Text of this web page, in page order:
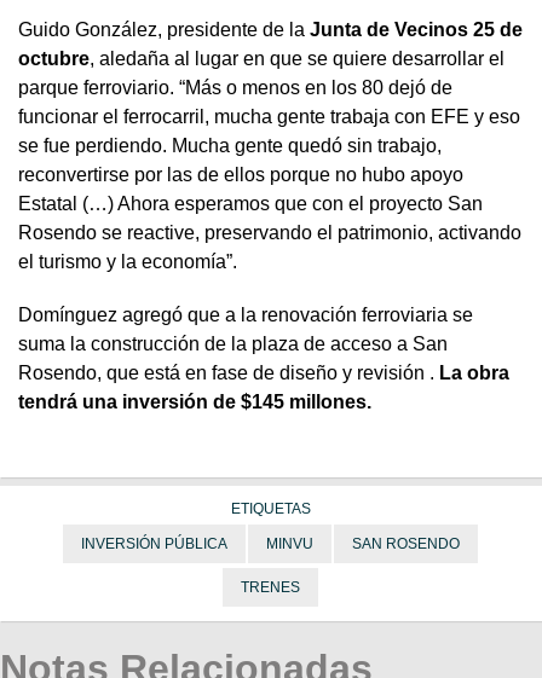
Guido González, presidente de la Junta de Vecinos 25 de
octubre, aledaña al lugar en que se quiere desarrollar el
parque ferroviario. “Más o menos en los 80 dejó de
funcionar el ferrocarril, mucha gente trabaja con EFE y eso
se fue perdiendo. Mucha gente quedó sin trabajo,
reconvertirse por las de ellos porque no hubo apoyo
Estatal (…) Ahora esperamos que con el proyecto San
Rosendo se reactive, preservando el patrimonio, activando
el turismo y la economía”.
Domínguez agregó que a la renovación ferroviaria se
suma la construcción de la plaza de acceso a San
Rosendo, que está en fase de diseño y revisión . La obra
tendrá una inversión de $145 millones.
ETIQUETAS
INVERSIÓN PÚBLICA MINVU SAN ROSENDO
TRENES
Notas Relacionadas